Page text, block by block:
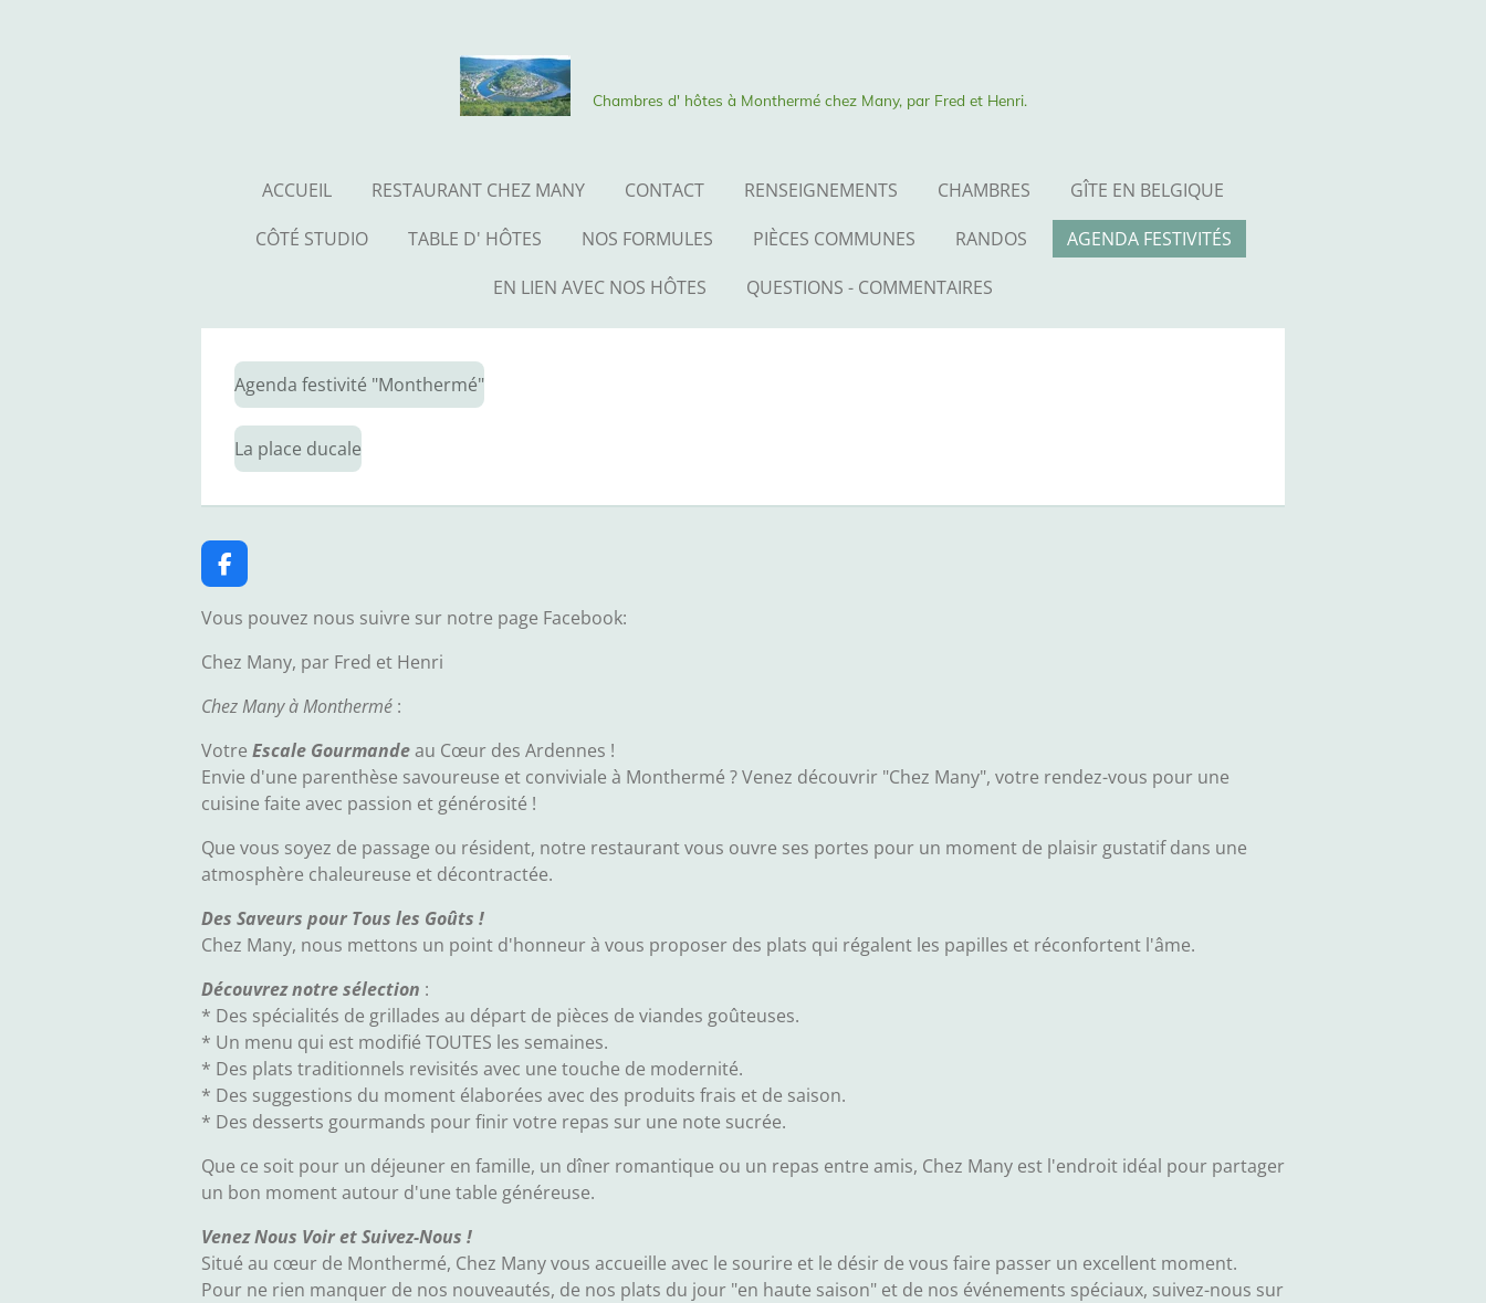
Chambres d' hôtes à Monthermé chez Many, par Fred et Henri.
ACCUEIL RESTAURANT CHEZ MANY CONTACT RENSEIGNEMENTS CHAMBRES
GÎTE EN BELGIQUE
CÔTÉ STUDIO
TABLE D' HÔTES NOS FORMULES PIÈCES COMMUNES RANDOS
AGENDA FESTIVITÉS
EN LIEN AVEC NOS HÔTES
QUESTIONS - COMMENTAIRES
Agenda festivité "Monthermé"
La place ducale
F
a
c
b
o
o
k
Vous pouvez nous suivre sur notre page Facebook:
Chez Many, par Fred et Henri
Chez Many à Monthermé :
Votre Escale Gourmandeau Cœur des Ardennes !
Envie d'une parenthèse savoureuse et conviviale à Monthermé ? Venez découvrir "Chez Many", votre rendez-vous pour une
cuisine faite avec passion et générosité !
Que vous soyez de passage ou résident, notre restaurant vous ouvre ses portes pour un moment de plaisir gustatif dans une
atmosphère chaleureuse et décontractée.
Des Saveurs pour Tous les Goûts !
Chez Many, nous mettons un point d'honneur à vous proposer des plats qui régalent les papilles et réconfortent l'âme.
Découvrez notre sélection :
* Des spécialités de grillades au départ de pièces de viandes goûteuses.
* Un menu qui est modifié TOUTES les semaines.
* Des plats traditionnels revisités avec une touche de modernité.
* Des suggestions du moment élaborées avec des produits frais et de saison.
* Des desserts gourmands pour finir votre repas sur une note sucrée.
Que ce soit pour un déjeuner en famille, un dîner romantique ou un repas entre amis, Chez Many est l'endroit idéal pour partager
un bon moment autour d'une table généreuse.
Venez Nous Voir et Suivez-Nous !
Situé au cœur de Monthermé, Chez Many vous accueille avec le sourire et le désir de vous faire passer un excellent moment.
Pour ne rien manquer de nos nouveautés, de nos plats du jour "en haute saison" et de nos événements spéciaux, suivez-nous sur